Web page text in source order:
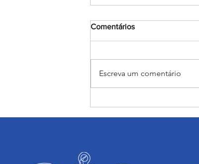
Comentários
Escreva um comentário